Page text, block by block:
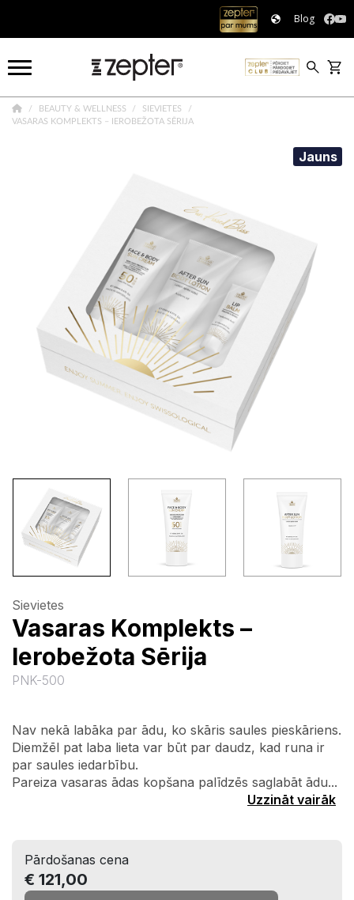
Blog
BEAUTY & WELLNESS
SIEVIETES
VASARAS KOMPLEKTS – IEROBEŽOTA SĒRIJA
Jauns
Sievietes
Vasaras Komplekts –
Ierobežota Sērija
PNK-500
Nav nekā labāka par ādu, ko skāris saules pieskāriens.
Diemžēl pat laba lieta var būt par daudz, kad runa ir
par saules iedarbību.
Pareiza vasaras ādas kopšana palīdzēs saglabāt ādu...
Uzzināt vairāk
Pārdošanas cena
€ 121,00